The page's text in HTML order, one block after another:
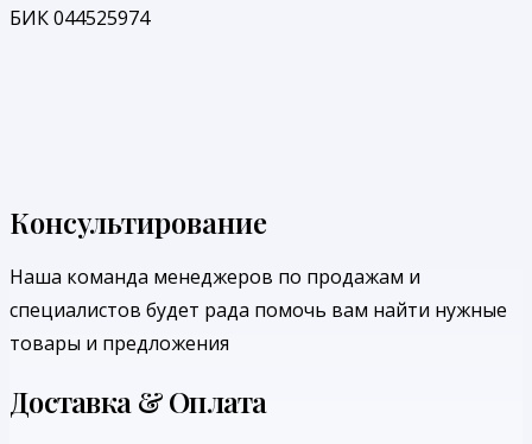
БИК 044525974
Консультирование
Наша команда менеджеров по продажам и
специалистов будет рада помочь вам найти нужные
товары и предложения
Доставка & Оплата